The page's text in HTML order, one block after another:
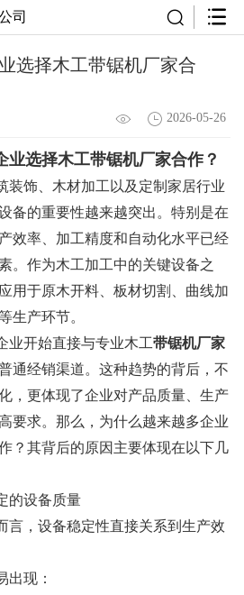
司
选择木工带锯机厂家合
2026-05-26
业选择木工带锯机厂家合作？
装饰、木材加工以及定制家居行业
备的重要性越来越突出。特别是在
效率、加工精度和自动化水平已经
。作为木工加工中的关键设备之
用于原木开料、板材切割、曲线加
生产环节。
业开始直接与专业木工带锯机厂家
通经销渠道。这种趋势的背后，不
，更体现了企业对产品质量、生产
要求。那么，为什么越来越多企业
？其背后的原因主要体现在以下几
的设备质量
言，设备稳定性直接关系到生产效
出现：